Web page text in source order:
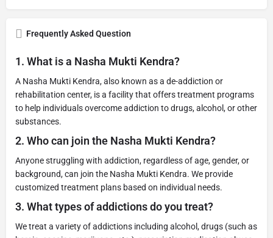
Frequently Asked Question
1. What is a Nasha Mukti Kendra?
A Nasha Mukti Kendra, also known as a de-addiction or
rehabilitation center, is a facility that offers treatment programs
to help individuals overcome addiction to drugs, alcohol, or other
substances.
2. Who can join the Nasha Mukti Kendra?
Anyone struggling with addiction, regardless of age, gender, or
background, can join the Nasha Mukti Kendra. We provide
customized treatment plans based on individual needs.
3. What types of addictions do you treat?
We treat a variety of addictions including alcohol, drugs (such as